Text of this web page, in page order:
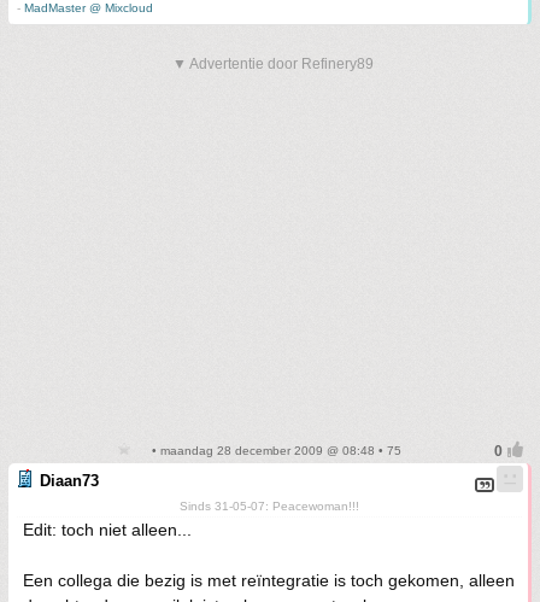
- MadMaster @ Mixcloud
▼ Advertentie door Refinery89
• maandag 28 december 2009 @ 08:48 • 75
Diaan73
Sinds 31-05-07: Peacewoman!!!
Edit: toch niet alleen...
Een collega die bezig is met reïntegratie is toch gekomen, alleen